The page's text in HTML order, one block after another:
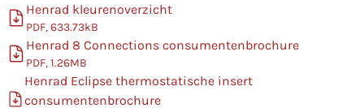
Henrad kleurenoverzicht
PDF, 633.73kB
Henrad 8 Connections consumentenbrochure
PDF, 1.26MB
Henrad Eclipse thermostatische insert
consumentenbrochure